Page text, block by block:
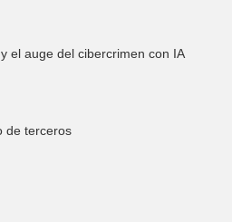
el auge del cibercrimen con IA
de terceros